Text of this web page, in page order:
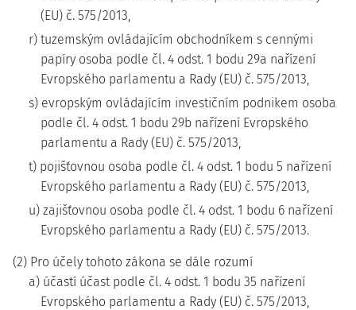
(EU) č. 575/2013,
r) tuzemským ovládajícím obchodníkem s cennými
papíry osoba podle čl. 4 odst. 1 bodu 29a nařízení
Evropského parlamentu a Rady (EU) č. 575/2013,
s) evropským ovládajícím investičním podnikem osoba
podle čl. 4 odst. 1 bodu 29b nařízení Evropského
parlamentu a Rady (EU) č. 575/2013,
t) pojišťovnou osoba podle čl. 4 odst. 1 bodu 5 nařízení
Evropského parlamentu a Rady (EU) č. 575/2013,
u) zajišťovnou osoba podle čl. 4 odst. 1 bodu 6 nařízení
Evropského parlamentu a Rady (EU) č. 575/2013.
(2) Pro účely tohoto zákona se dále rozumí
a) účastí účast podle čl. 4 odst. 1 bodu 35 nařízení
Evropského parlamentu a Rady (EU) č. 575/2013,